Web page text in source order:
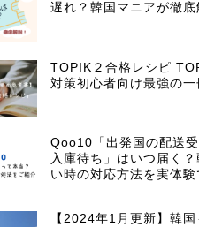
遅れ？韓国マニアが徹底
TOPIK２合格レシピ
対策初心者向け最強の一
Qoo10「出発国の配送
入庫待ち」はいつ届く？
い時の対応方法を実体験
【2024年1月更新】韓